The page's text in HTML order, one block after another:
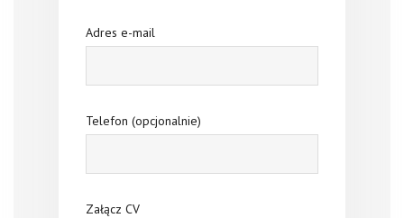
Adres e-mail
Telefon (opcjonalnie)
Załącz CV